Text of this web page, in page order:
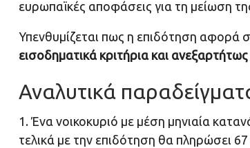
ευρωπαϊκές αποφάσεις για τη μείωση
Υπενθυμίζεται πως η επιδότηση αφορά
εισοδηματικά κριτήρια και
Αναλυτικά
1. Ένα νοικοκυριό με μέση μηνιαία
τελικά με την επιδότηση θα πληρώσει